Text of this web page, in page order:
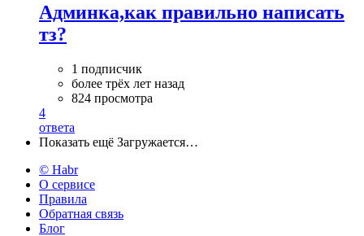
Админка,как правильно написать
тз?
1 подписчик
более трёх лет назад
824 просмотра
4
ответа
Показать ещё Загружается…
© Habr
О сервисе
Правила
Обратная связь
Блог